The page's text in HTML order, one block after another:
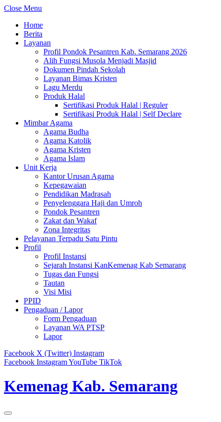
Close Menu
Home
Berita
Layanan
Profil Pondok Pesantren Kab. Semarang 2026
Alih Fungsi Musola Menjadi Masjid
Dokumen Pindah Sekolah
Layanan Bimas Kristen
Lagu Merdu
Produk Halal
Sertifikasi Produk Halal | Reguler
Sertifikasi Produk Halal | Self Declare
Mimbar Agama
Agama Budha
Agama Katolik
Agama Kristen
Agama Islam
Unit Kerja
Kantor Urusan Agama
Kepegawaian
Pendidikan Madrasah
Penyelenggara Haji dan Umroh
Pondok Pesantren
Zakat dan Wakaf
Zona Integritas
Pelayanan Terpadu Satu Pintu
Profil
Profil Instansi
Sejarah Instansi KanKemenag Kab Semarang
Tugas dan Fungsi
Tautan
Visi Misi
PPID
Pengaduan / Lapor
Form Pengaduan
Layanan WA PTSP
Lapor
Facebook X (Twitter) Instagram
Facebook InstagramYouTube TikTok
Kemenag Kab. Semarang